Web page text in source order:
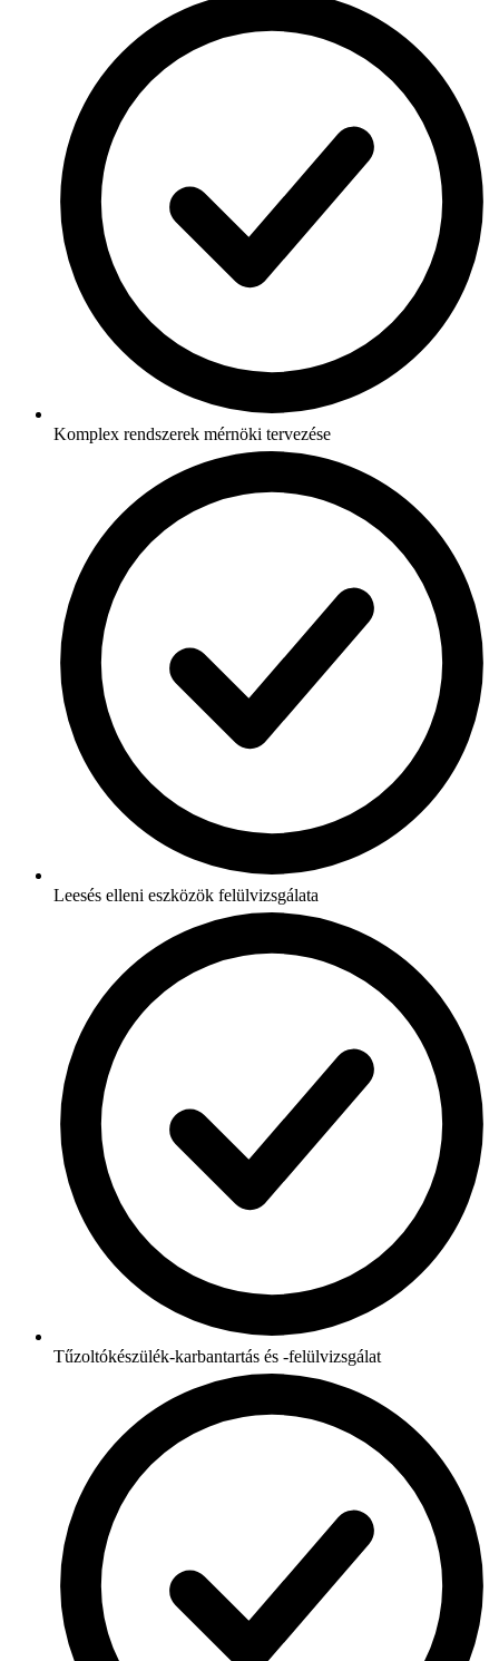
Komplex rendszerek mérnöki tervezése
Leesés elleni eszközök felülvizsgálata
Tűzoltókészülék-karbantartás és -felülvizsgálat